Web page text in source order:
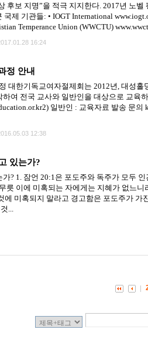
후보 지명”을 적극 지지한다. 2017년 노
제 기관들: • IOGT International
Temperance Union (WWCTU)
16:24
정 안내
대한기독교여자절제회는 2012년, 대성
하여 전국 교사와 일반인을 대상으로 교육
일반인 : 교육자료 발송 문
12:38
있는가?
? 1. 잠언 20:1은 포도주와 독주가 모두
릇 이에 미혹되는 자에게는 지혜가 없느
에 미혹되지 말라고 경고함은 포도주가
...